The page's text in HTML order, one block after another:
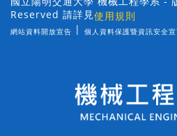
Reserved 請詳見使用規則
網站資料開放宣告 | 個人資料保護暨資訊安全